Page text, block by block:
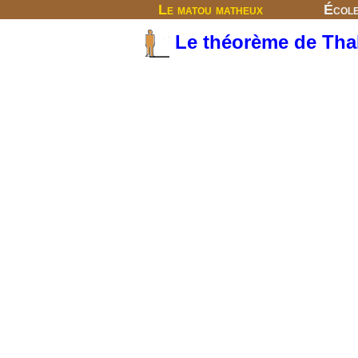
Le matou matheux
Le théorème de